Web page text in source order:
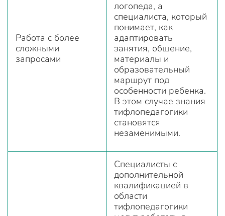
Работа с более
сложными
запросами
логопеда, а
специалиста, который
понимает, как
адаптировать
занятия, общение,
материалы и
образовательный
маршрут под
особенности ребенка.
В этом случае знания
тифлопедагогики
становятся
незаменимыми.
Специалисты с
дополнительной
квалификацией в
области
тифлопедагогики